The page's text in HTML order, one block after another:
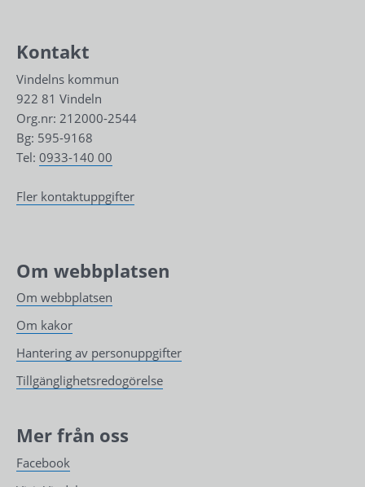
Kontakt
Vindelns kommun
922 81 Vindeln
Org.nr: 212000-2544
Bg: 595-9168
Tel: 0933-140 00
Fler kontaktuppgifter
Om webbplatsen
Om webbplatsen
Om kakor
Hantering av personuppgifter
Tillgänglighetsredogörelse
Mer från oss
Facebook